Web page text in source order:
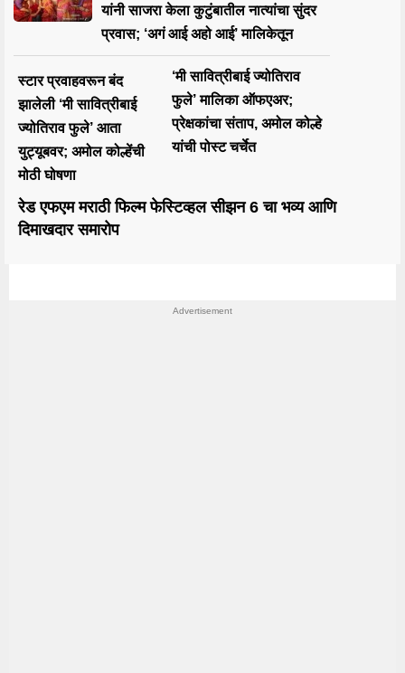
यांनी साजरा केला कुटुंबातील नात्यांचा सुंदर
प्रवास; ‘अगं आई अहो आई’ मालिकेतून
स्टार प्रवाहवरून बंद
झालेली ‘मी सावित्रीबाई
ज्योतिराव फुले’ आता
युट्यूबवर; अमोल कोल्हेंची
मोठी घोषणा
‘मी सावित्रीबाई ज्योतिराव
फुले’ मालिका ऑफएअर;
प्रेक्षकांचा संताप, अमोल कोल्हे
यांची पोस्ट चर्चेत
रेड एफएम मराठी फिल्म फेस्टिव्हल सीझन 6 चा भव्य आणि
दिमाखदार समारोप